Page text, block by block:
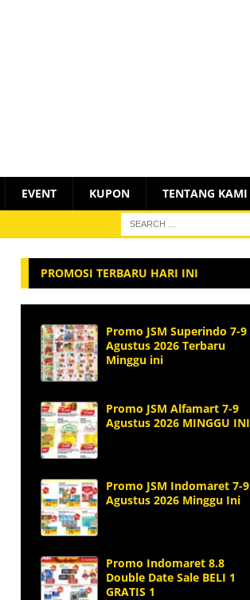
EVENT KUPON TENTANG KAMI
PROMOSI TERBARU HARI INI
Promo JSM Superindo 7-9
Agustus 2026 Terbaru
Minggu ini
Promo JSM Alfamart 7-9
Agustus 2026 MINGGU INI
Promo JSM Indomaret 7-9
Agustus 2026 Minggu Ini
Promo Indomaret 8.8
Double Date Sale BELI 1
GRATIS 1